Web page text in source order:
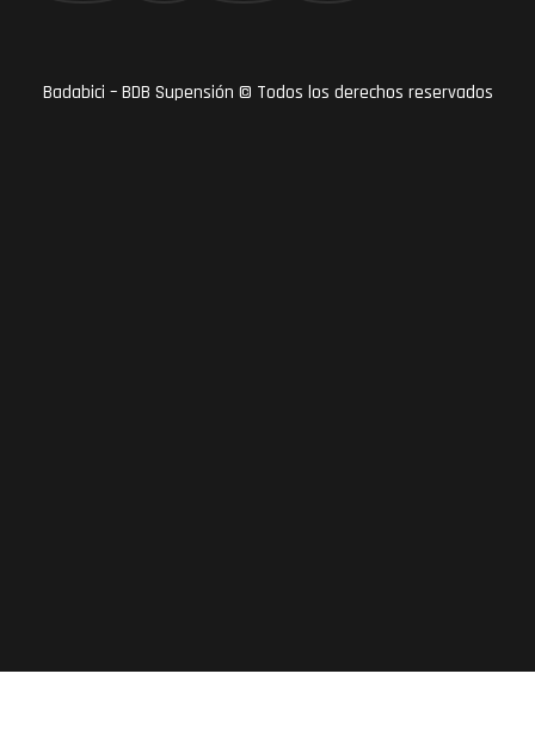
Badabici – BDB Supensión © Todos los derechos reservados